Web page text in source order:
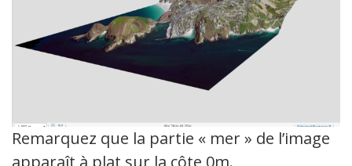
Remarquez que la partie « mer » de l’image